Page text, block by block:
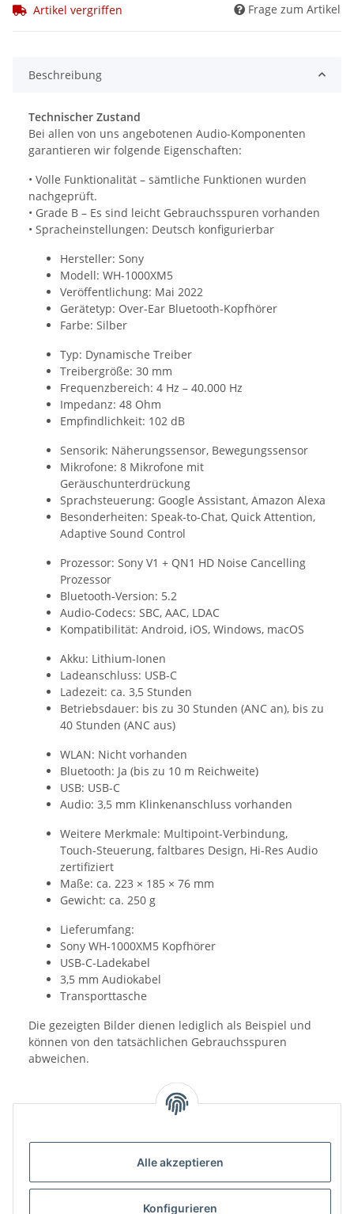
Alle akzeptieren
Konfigurieren
Artikel vergriffen Frage zum Artikel
Beschreibung
Technischer Zustand
Bei allen von uns angebotenen Audio-Komponenten
garantieren wir folgende Eigenschaften:
• Volle Funktionalität – sämtliche Funktionen wurden
nachgeprüft.
• Grade B – Es sind leicht Gebrauchsspuren vorhanden
• Spracheinstellungen: Deutsch konfigurierbar
Hersteller: Sony
Modell: WH-1000XM5
Veröffentlichung: Mai 2022
Gerätetyp: Over-Ear Bluetooth-Kopfhörer
Farbe: Silber
Typ: Dynamische Treiber
Treibergröße: 30 mm
Frequenzbereich: 4 Hz – 40.000 Hz
Impedanz: 48 Ohm
Empfindlichkeit: 102 dB
Sensorik: Näherungssensor, Bewegungssensor
Mikrofone: 8 Mikrofone mit
Geräuschunterdrückung
Sprachsteuerung: Google Assistant, Amazon Alexa
Besonderheiten: Speak-to-Chat, Quick Attention,
Adaptive Sound Control
Prozessor: Sony V1 + QN1 HD Noise Cancelling
Prozessor
Bluetooth-Version: 5.2
Audio-Codecs: SBC, AAC, LDAC
Kompatibilität: Android, iOS, Windows, macOS
Akku: Lithium-Ionen
Ladeanschluss: USB-C
Ladezeit: ca. 3,5 Stunden
Betriebsdauer: bis zu 30 Stunden (ANC an), bis zu
40 Stunden (ANC aus)
WLAN: Nicht vorhanden
Bluetooth: Ja (bis zu 10 m Reichweite)
USB: USB-C
Audio: 3,5 mm Klinkenanschluss vorhanden
Weitere Merkmale: Multipoint-Verbindung,
Touch-Steuerung, faltbares Design, Hi-Res Audio
zertifiziert
Maße: ca. 223 × 185 × 76 mm
Gewicht: ca. 250 g
Lieferumfang:
Sony WH-1000XM5 Kopfhörer
USB-C-Ladekabel
3,5 mm Audiokabel
Transporttasche
Die gezeigten Bilder dienen lediglich als Beispiel und
können von den tatsächlichen Gebrauchsspuren
abweichen.
Benachrichtigen, wenn verfügbar